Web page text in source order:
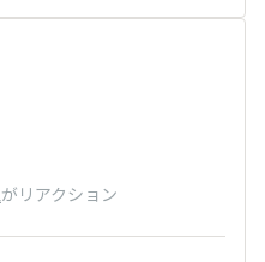
がリアクション